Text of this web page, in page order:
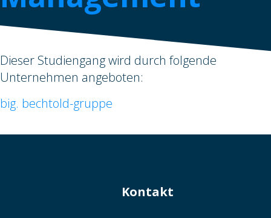
Dieser Studiengang wird durch folgende
Unternehmen angeboten:
big. bechtold-gruppe
Kontakt